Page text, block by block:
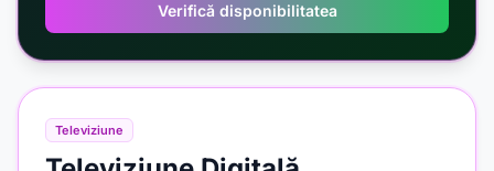
Televiziune
Verifică disponibilitatea